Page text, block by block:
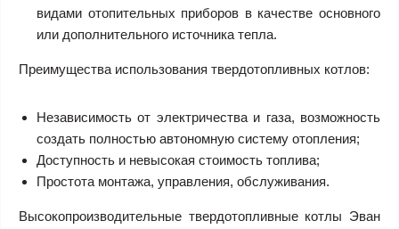
видами отопительных приборов в качестве основного
или дополнительного источника тепла.
Преимущества использования твердотопливных котлов:
Независимость от электричества и газа, возможность
создать полностью автономную систему отопления;
Доступность и невысокая стоимость топлива;
Простота монтажа, управления, обслуживания.
Высокопроизводительные твердотопливные котлы Эван